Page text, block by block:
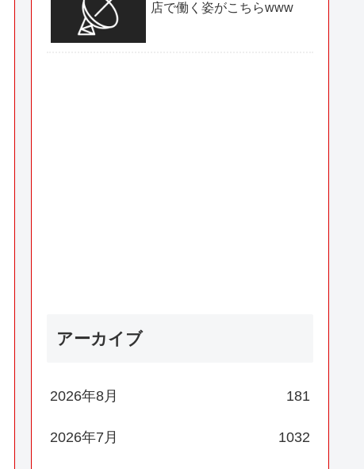
店で働く姿がこちらwww
アーカイブ
2026年8月 181
2026年7月 1032